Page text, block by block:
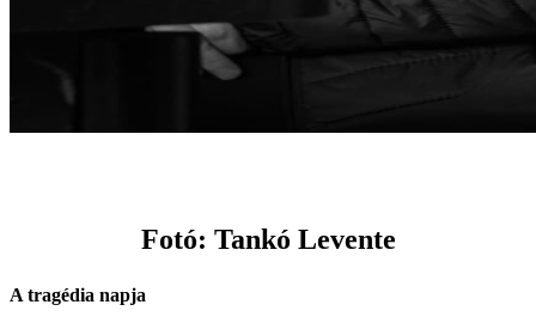
Fotó: Tankó Levente
A tragédia napja